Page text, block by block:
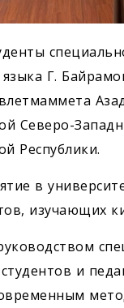
Г.
Северо-
Республики.
в
изучающих
и